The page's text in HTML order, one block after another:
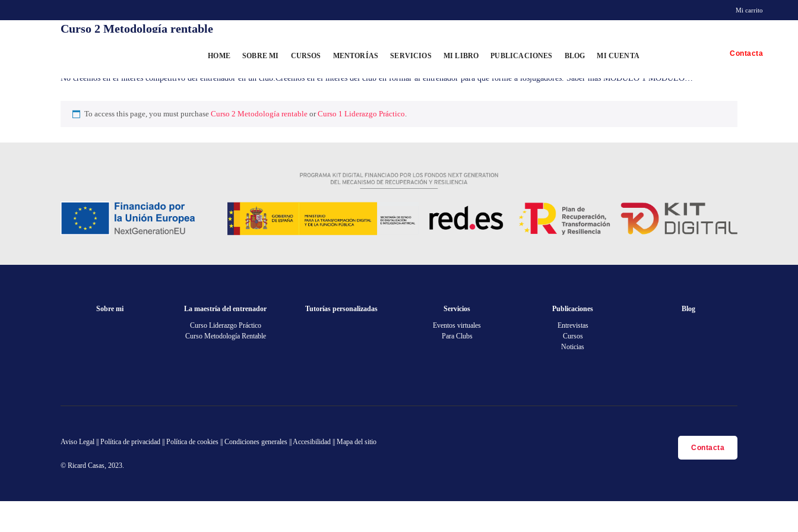
Mi carrito
HOME SOBRE MI CURSOS MENTORÍAS SERVICIOS MI LIBRO PUBLICACIONES BLOG MI CUENTA Contacta
Curso 2 Metodología rentable
No creemos en el interés competitivo del entrenador en un club:Creemos en el interés del club en formar al entrenador para que forme a losjugadores. Saber más MODULO 1 MODULO…
To access this page, you must purchase Curso 2 Metodología rentable orCurso 1 Liderazgo Práctico.
Sobre mi
La maestría del entrenador
Curso Liderazgo Práctico
Curso Metodología Rentable
Tutorías personalizadas
Servicios
Eventos virtuales
Para Clubs
Publicaciones
Entrevistas
Cursos
Noticias
Blog
Aviso Legal Política de privacidad Política de cookies Condiciones generales Accesibilidad Mapa del sitio
© Ricard Casas, 2023.
Contacta